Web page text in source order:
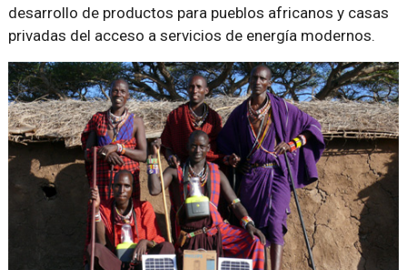
desarrollo de productos para pueblos africanos y casas
privadas del acceso a servicios de energía modernos.